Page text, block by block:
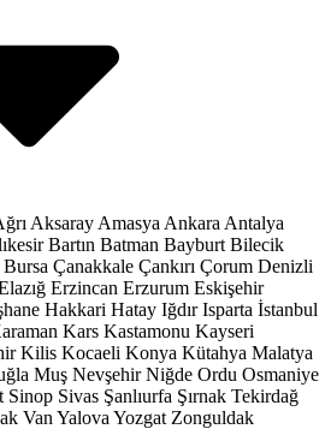
Aksaray Amasya Ankara Antalya
Bartın Batman Bayburt Bilecik
Bursa Çanakkale Çankırı Çorum Denizli
Erzincan Erzurum Eskişehir
Hakkari Hatay Iğdır Isparta İstanbul
Kars Kastamonu Kayseri
Kilis Kocaeli Konya Kütahya Malatya
Muş Nevşehir Niğde Ordu Osmaniye
Sinop Sivas Şanlıurfa Şırnak Tekirdağ
Van Yalova Yozgat Zonguldak